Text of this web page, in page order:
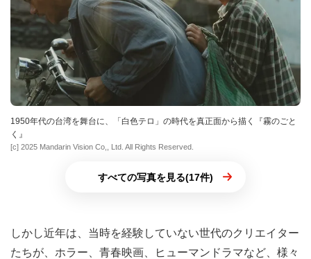
1950年代の台湾を舞台に、「白色テロ」の時代を真正面から描く『霧のごと
く』
[c] 2025 Mandarin Vision Co,, Ltd. All Rights Reserved.
すべての写真を見る(17件)
しかし近年は、当時を経験していない世代のクリエイター
たちが、ホラー、青春映画、ヒューマンドラマなど、様々